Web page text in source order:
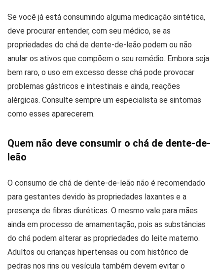
Se você já está consumindo alguma medicação sintética,
deve procurar entender, com seu médico, se as
propriedades do chá de dente-de-leão podem ou não
anular os ativos que compõem o seu remédio. Embora seja
bem raro, o uso em excesso desse chá pode provocar
problemas gástricos e intestinais e ainda, reações
alérgicas. Consulte sempre um especialista se sintomas
como esses aparecerem.
Quem não deve consumir o chá de dente-de-
leão
O consumo de chá de dente-de-leão não é recomendado
para gestantes devido às propriedades laxantes e a
presença de fibras diuréticas. O mesmo vale para mães
ainda em processo de amamentação, pois as substâncias
do chá podem alterar as propriedades do leite materno.
Adultos ou crianças hipertensas ou com histórico de
pedras nos rins ou vesícula também devem evitar o